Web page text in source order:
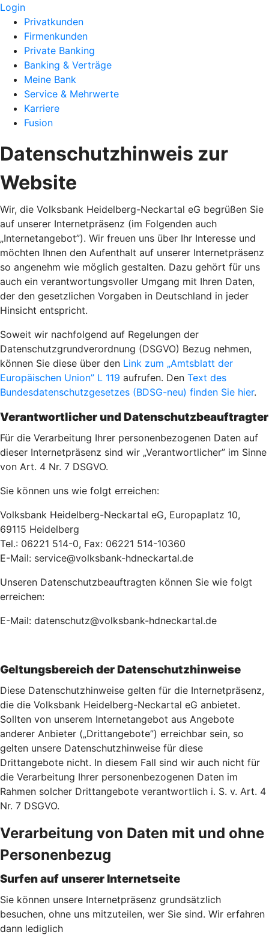
Login
Privatkunden
Firmenkunden
Private Banking
Banking & Verträge
Meine Bank
Service & Mehrwerte
Karriere
Fusion
Datenschutzhinweis zur
Website
Wir, die Volksbank Heidelberg-Neckartal eG begrüßen Sie
auf unserer Internetpräsenz (im Folgenden auch
„Internetangebot”). Wir freuen uns über Ihr Interesse und
möchten Ihnen den Aufenthalt auf unserer Internetpräsenz
so angenehm wie möglich gestalten. Dazu gehört für uns
auch ein verantwortungsvoller Umgang mit Ihren Daten,
der den gesetzlichen Vorgaben in Deutschland in jeder
Hinsicht entspricht.
Soweit wir nachfolgend auf Regelungen der
Datenschutzgrundverordnung (DSGVO) Bezug nehmen,
können Sie diese über den Link zum „Amtsblatt der
Europäischen Union” L 119 aufrufen. Den Text des
Bundesdatenschutzgesetzes (BDSG-neu) finden Sie hier.
Verantwortlicher und Datenschutzbeauftragter
Für die Verarbeitung Ihrer personenbezogenen Daten auf
dieser Internetpräsenz sind wir „Verantwortlicher” im Sinne
von Art. 4 Nr. 7 DSGVO.
Sie können uns wie folgt erreichen:
Volksbank Heidelberg-Neckartal eG, Europaplatz 10,
69115 Heidelberg
Tel.: 06221 514-0, Fax: 06221 514-10360
E-Mail: service@volksbank-hdneckartal.de
Unseren Datenschutzbeauftragten können Sie wie folgt
erreichen:
E-Mail: datenschutz@volksbank-hdneckartal.de
Geltungsbereich der Datenschutzhinweise
Diese Datenschutzhinweise gelten für die Internetpräsenz,
die die Volksbank Heidelberg-Neckartal eG anbietet.
Sollten von unserem Internetangebot aus Angebote
anderer Anbieter („Drittangebote”) erreichbar sein, so
gelten unsere Datenschutzhinweise für diese
Drittangebote nicht. In diesem Fall sind wir auch nicht für
die Verarbeitung Ihrer personenbezogenen Daten im
Rahmen solcher Drittangebote verantwortlich i. S. v. Art. 4
Nr. 7 DSGVO.
Verarbeitung von Daten mit und ohne
Personenbezug
Surfen auf unserer Internetseite
Sie können unsere Internetpräsenz grundsätzlich
besuchen, ohne uns mitzuteilen, wer Sie sind. Wir erfahren
dann lediglich